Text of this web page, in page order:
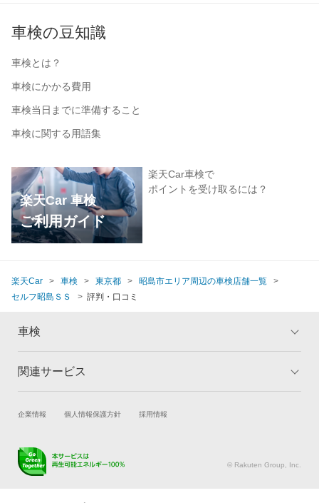
車検の豆知識
車検とは？
車検にかかる費用
車検当日までに準備すること
車検に関する用語集
楽天Car 車検
ご利用ガイド
楽天Car車検で
ポイントを受け取るには？
楽天Car 車検 東京都
昭島市エリア周辺の車検店舗一覧
セルフ昭島ＳＳ
評判・口コミ
車検
トップ
車検の基礎知識 キャンペーン一覧
関連サービス
試乗・商談 新車購入
キズ修理予約
メンテナンス管理
タイヤ交換サービス
企業情報 個人情報保護方針 採用情報
© Rakuten Group, Inc.